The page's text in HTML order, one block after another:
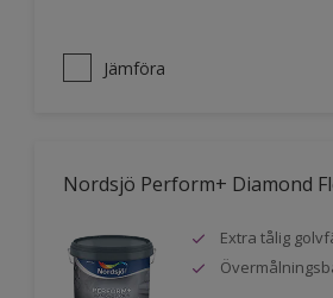
Jämföra
Nordsjö Perform+ Diamond
Extra tålig